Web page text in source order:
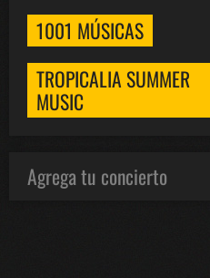
1001 MÚSICAS
TROPICALIA SUMMER
MUSIC
Agrega tu concierto